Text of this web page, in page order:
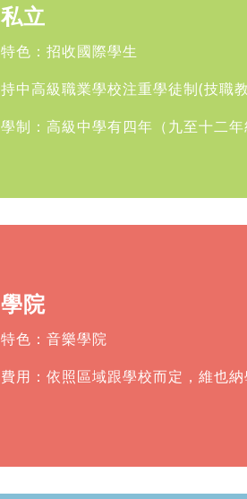
私立
特色：招收國際學生
持中高級職業學校注重學徒制(技職
學制：高級中學有四年（九至十二年
學院
特色：音樂學院
費用：依照區域跟學校而定，維也